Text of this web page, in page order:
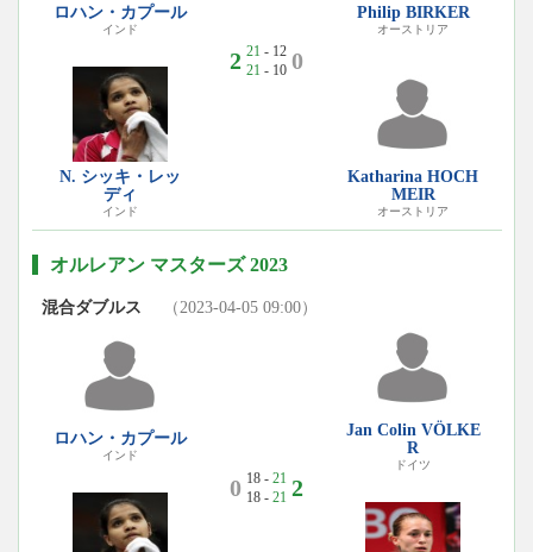
ロハン・カプール
インド
N. シッキ・レッ
ディ
インド
2 21 - 12
21 - 10 0
Philip BIRKER
オーストリア
Katharina HOCH
MEIR
オーストリア
オルレアン マスターズ 2023
混合ダブルス （2023-04-05 09:00）
ロハン・カプール
インド
0 18 - 21
18 - 21 2
Jan Colin VÖLKE
R
ドイツ